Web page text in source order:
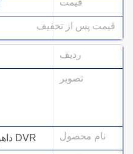
DVR داهوا DH-XVR5216AN-4KL-I3